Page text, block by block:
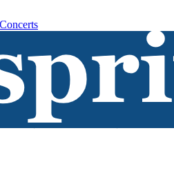
Concerts